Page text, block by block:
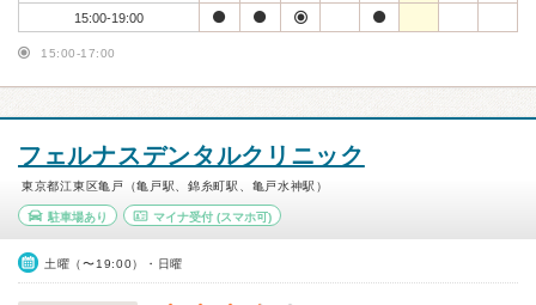
15:00-19:00
15:00-17:00
フェルナスデンタルクリニック
東京都江東区亀戸（亀戸駅、錦糸町駅、亀戸水神駅）
駐車場あり マイナ受付(スマホ可)
土曜（〜19:00）・日曜